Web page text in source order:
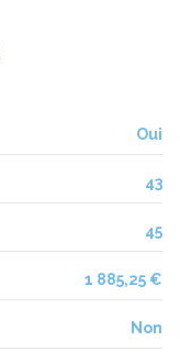
Oui
43
45
1 885,25 €
Non